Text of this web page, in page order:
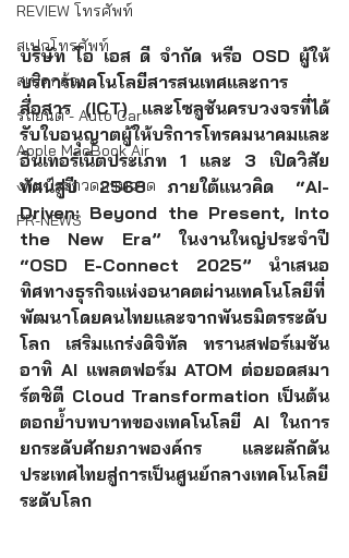
REVIEW โทรศัพท์
สเปกโทรศัพท์
สเปคกล้อง
รถยนต์ - Auto Car
Apple MacBook Air
งานประกวดภาพวาด
PR-NEWS
บริษัท โอ เอส ดี จำกัด หรือ OSD ผู้ให้
บริการเทคโนโลยีสารสนเทศและการ
สื่อสาร (ICT) และโซลูชันครบวงจรที่ได้
รับใบอนุญาตผู้ให้บริการโทรคมนาคมและ
อินเทอร์เน็ตประเภท 1 และ 3 เปิดวิสัย
ทัศน์สู่ปี 2568 ภายใต้แนวคิด “AI-
Driven: Beyond the Present, Into
the New Era” ในงานใหญ่ประจำปี
“OSD E-Connect 2025” นำเสนอ
ทิศทางธุรกิจแห่งอนาคตผ่านเทคโนโลยีที่
พัฒนาโดยคนไทยและจากพันธมิตรระดับ
โลก เสริมแกร่งดิจิทัล ทรานสฟอร์เมชัน
อาทิ AI แพลตฟอร์ม ATOM ต่อยอดสมา
ร์ตซิตี Cloud Transformation เป็นต้น
ตอกย้ำบทบาทของเทคโนโลยี AI ในการ
ยกระดับศักยภาพองค์กร และผลักดัน
ประเทศไทยสู่การเป็นศูนย์กลางเทคโนโลยี
ระดับโลก